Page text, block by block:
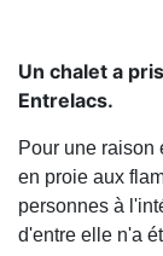
Un chalet a
Entrelacs.
Pour une raison
en proie aux
personnes à
d'entre elle n'a